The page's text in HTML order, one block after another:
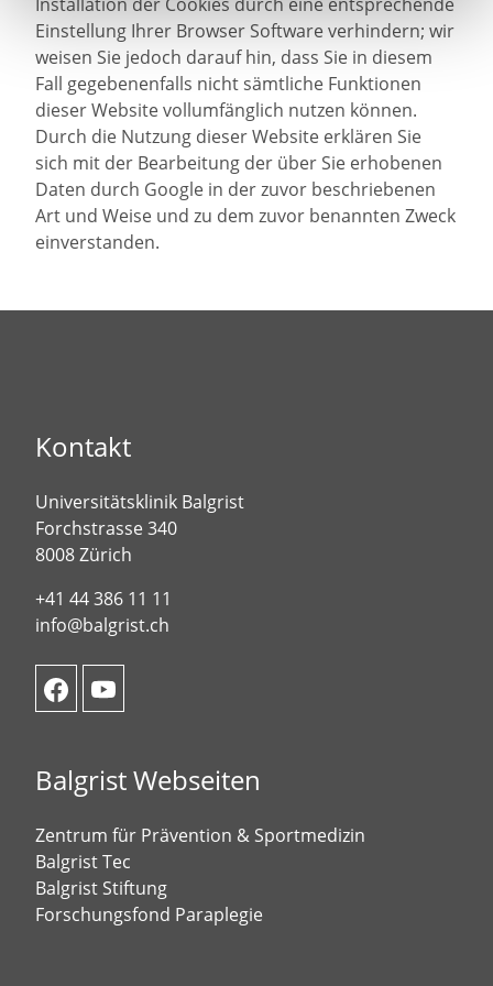
Einstellung Ihrer Browser Software verhindern; wir
weisen Sie jedoch darauf hin, dass Sie in diesem
Fall gegebenenfalls nicht sämtliche Funktionen
dieser Website vollumfänglich nutzen können.
Durch die Nutzung dieser Website erklären Sie
sich mit der Bearbeitung der über Sie erhobenen
Daten durch Google in der zuvor beschriebenen
Art und Weise und zu dem zuvor benannten Zweck
einverstanden.
Kontakt
Universitätsklinik Balgrist
Forchstrasse 340
8008 Zürich
+41 44 386 11 11
info@balgrist.ch
Balgrist Webseiten
Zentrum für Prävention & Sportmedizin
Balgrist Tec
Balgrist Stiftung
Forschungsfond Paraplegie